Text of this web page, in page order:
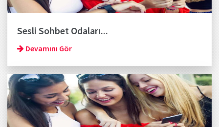
Sesli Sohbet Odaları...
Devamını Gör